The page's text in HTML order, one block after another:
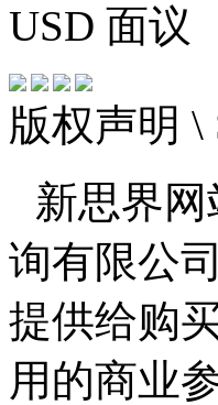
USD 面议
版权声明 \
新思界
询有限公
提供给购
用的商业